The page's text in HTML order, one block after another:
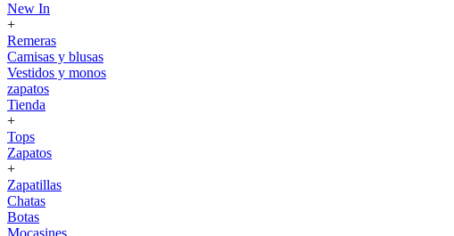
New In
+
Remeras
Camisas y blusas
Vestidos y monos
zapatos
Tienda
+
Tops
Zapatos
+
Zapatillas
Chatas
Botas
Mocasines